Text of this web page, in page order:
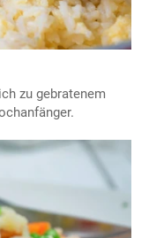
zu gebratenem